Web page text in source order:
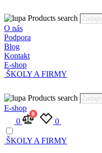
Products search
O nás
Podpora
Blog
Kontakt
E-shop
ŠKOLY A FIRMY
Products search
E-shop
0
0
0
ŠKOLY A FIRMY